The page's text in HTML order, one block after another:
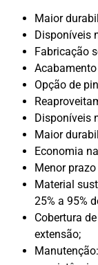
Maior
Disponíveis
Fabricação
Opção de
Disponíveis
Maior
Economia
Menor
Material
25% a 95%
Cobertura
extensão;